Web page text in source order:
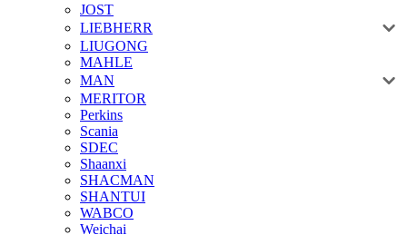
JOST
LIEBHERR
LIUGONG
MAHLE
MAN
MERITOR
Perkins
Scania
SDEC
Shaanxi
SHACMAN
SHANTUI
WABCO
Weichai